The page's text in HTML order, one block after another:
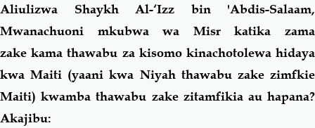
Aliulizwa Shaykh Al-‘Izz bin 'Abdis-Salaam,
Mwanachuoni mkubwa wa Misr katika zama
zake kama thawabu za kisomo kinachotolewa hidaya
kwa Maiti (yaani kwa Niyah thawabu zake zimfkie
Maiti) kwamba thawabu zake zitamfikia au hapana?
Akajibu: